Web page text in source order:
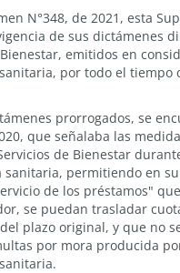
N°348, de 2021, esta
de sus dictámenes
emitidos en
por todo el tiempo
prorrogados, se
que señalaba las
de Bienestar
sanitaria, permitiendo en
de los préstamos"
se puedan trasladar
plazo original, y que no
por mora producida